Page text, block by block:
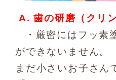
A. 歯の研磨（クリ
・厳密にはフッ
ができないません。
まだ小さいお子さん